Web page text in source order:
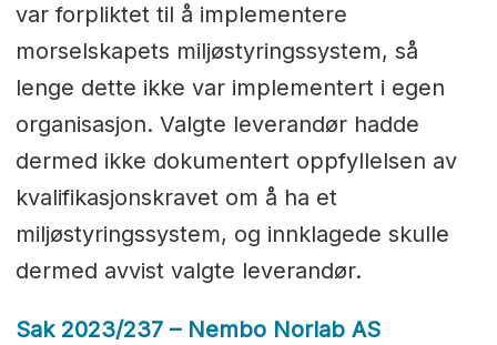
var forpliktet til å implementere
morselskapets miljøstyringssystem, så
lenge dette ikke var implementert i egen
organisasjon. Valgte leverandør hadde
dermed ikke dokumentert oppfyllelsen av
kvalifikasjonskravet om å ha et
miljøstyringssystem, og innklagede skulle
dermed avvist valgte leverandør.
Sak 2023/237 – Nembo Norlab AS